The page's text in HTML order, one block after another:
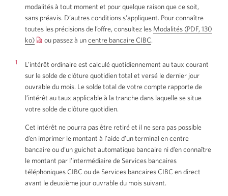
modalités à tout moment et pour quelque raison que ce soit,
sans préavis. D’autres conditions s’appliquent. Pour connaître
toutes les précisions de l’offre, consultez les Modalités (PDF, 130
ko) Une
fenêtre
s'affichera.
ou passez à uncentre bancaire CIBCUne
fenêtre
s'affichera.
.
1
L’intérêt ordinaire est calculé quotidiennement au taux courant
sur le solde de clôture quotidien total et versé le dernier jour
ouvrable du mois. Le solde total de votre compte rapporte de
l’intérêt au taux applicable à la tranche dans laquelle se situe
votre solde de clôture quotidien.
Cet intérêt ne pourra pas être retiré et il ne sera pas possible
d’en imprimer le montant à l’aide d’un terminal en centre
bancaire ou d’un guichet automatique bancaire ni d’en connaître
le montant par l’intermédiaire de Services bancaires
téléphoniques CIBC ou de Services bancaires CIBC en direct
avant le deuxième jour ouvrable du mois suivant.